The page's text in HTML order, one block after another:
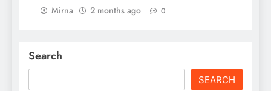
Mirna 2 months ago 0
Search
SEARCH